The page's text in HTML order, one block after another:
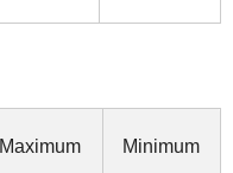
Maximum Minimum